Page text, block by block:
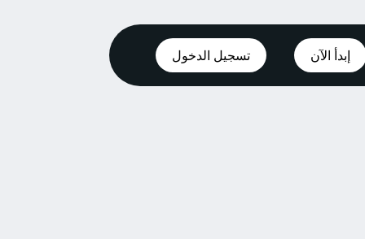
إبدأ الآن تسجيل الدخول